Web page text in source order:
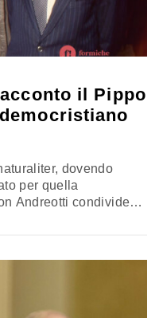
il Pippo
dovendo
per quella
Andreotti condivideva
Pisicchio